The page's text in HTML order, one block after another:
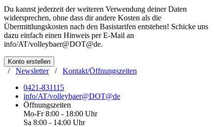
Du kannst jederzeit der weiteren Verwendung deiner Daten
widersprechen, ohne dass dir andere Kosten als die
Übermittlungskosten nach den Basistarifen entstehen! Schicke uns
dazu einfach einen Hinweis per E-Mail an
info/AT/volleybaer@DOT@de.
Konto erstellen
/ Newsletter/ Kontakt/Öffnungszeiten
0421-831115
info/AT/volleybaer@DOT@de
Öffnungszeiten
Mo-Fr 8:00 - 18:00 Uhr
Sa 8:00 - 14:00 Uhr